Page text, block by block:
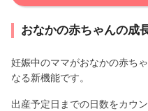
おなかの赤ちゃんの成
妊娠中のママがおなかの赤ち
なる新機能です。
出産予定日までの日数をカウ